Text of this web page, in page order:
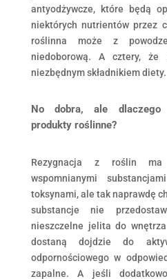
antyodżywcze, które będą
niektórych nutrientów przez
roślinna może z
niedoborową. A cztery,
niezbędnym składnikiem diety.
No dobra, ale dlaczego
produkty roślinne?
Rezygnacja z roślin
wspomnianymi
toksynami, ale tak naprawdę
substancje nie
nieszczelne jelita do
dostaną dojdzie do
odpornościowego w
zapalne. A jeśli